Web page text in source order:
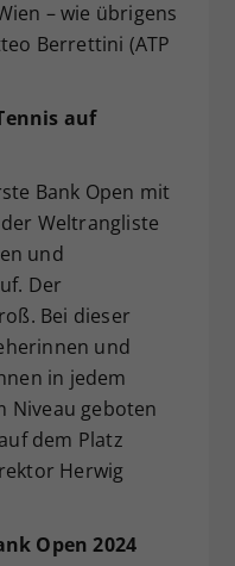
– wie übrigens
Berrettini (ATP
auf
Bank Open mit
Weltrangliste
und
Der
Bei dieser
und
in jedem
Niveau geboten
dem Platz
Herwig
Open 2024